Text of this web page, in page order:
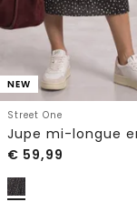
NEW
Street One
€ 59,99